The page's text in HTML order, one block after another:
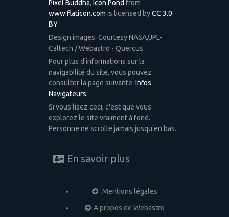
Pixel Buddha, Icon Pond from
www.flaticon.com is licensed byCC 3.0
BY
Design images: Courtesy NASA/JPL-
Caltech / Webastro - Quercus
Pour plus d'informations sur la
navigabilité du site, vous pouvez
consulter la page suivante: Infos
Navigateurs.
Si vous lisez ceci, c'est que vous
explorez le site vraiment à fond.
Personne ne scrolle jamais jusqu'en bas.
En savoir plus
Mentions légales
A propos de Webastro